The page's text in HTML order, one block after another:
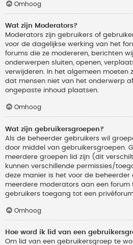
Omhoog
Wat zijn Moderators?
Moderators zijn gebruikers of
voor de dagelijkse werking van het
forums die ze modereren, berichten
onderwerpen sluiten, openen,
verwijderen. In het algemeen moeten
dat mensen niet van het onderwerp
ongepaste inhoud plaatsen.
Omhoog
Wat zijn gebruikersgroepen?
Als de beheerder gebruikers wil
door middel van gebruikersgroepen.
meerdere groepen lid zijn (dit
kunnen verschillende permissies/
deze manier is het voor de beheerder
meerdere moderators aan een forum
gebruikers toegang tot een privéforum
Omhoog
Hoe word ik lid van een
Om lid van een gebruikersgroep te